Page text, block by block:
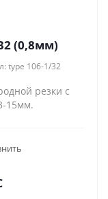
(0,8мм)
type 106-1/32
резки с
15мм.